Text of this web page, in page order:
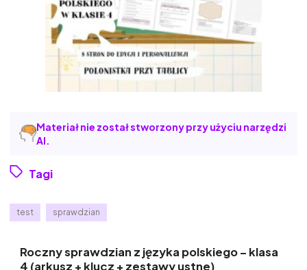
Materiał nie został stworzony przy użyciu narzędzi
AI.
Tagi
test sprawdzian
Roczny sprawdzian z języka polskiego – klasa
4 (arkusz + klucz + zestawy ustne)